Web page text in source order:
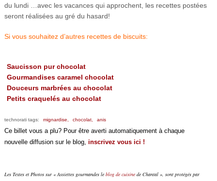
du lundi …avec les vacances qui approchent, les recettes postées
seront réalisées au gré du hasard!
Si vous souhaitez d’autres recettes de biscuits:
Saucisson pur chocolat
Gourmandises caramel chocolat
Douceurs marbrées au chocolat
Petits craquelés au chocolat
technorati tags: mignardise, chocolat, anis
Ce billet vous a plu? Pour être averti automatiquement à chaque
nouvelle diffusion sur le blog, inscrivez vous ici !
Les Textes et Photos sur « Assiettes gourmandes le blog de cuisinede Chantal », sont protégés par